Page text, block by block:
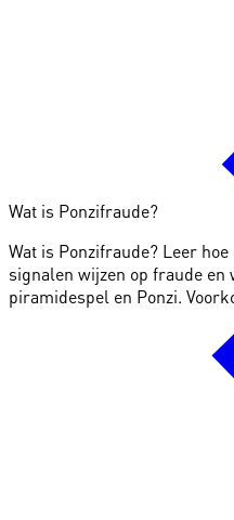
Wat is Ponzifraude?
Wat is Ponzifraude? Leer
signalen wijzen op fraude
piramidespel en Ponzi.